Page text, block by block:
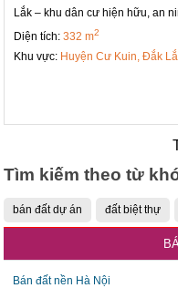
Lắk – khu dân cư hiện hữu, an
Diện tích:332 m2
Khu vực: Huyện Cư Kuin, Đắk
Tìm kiếm theo từ
bán đất dự án đất biệt thự
Bán đất nền Hà Nội